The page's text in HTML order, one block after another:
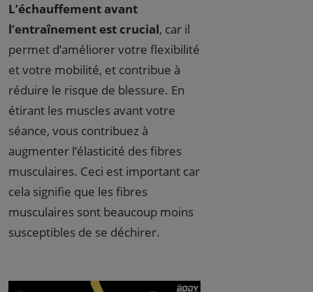
L’échauffement avant
l’entraînement est crucial, car il
permet d’améliorer votre flexibilité
et votre mobilité, et contribue à
réduire le risque de blessure. En
étirant les muscles avant votre
séance, vous contribuez à
augmenter l’élasticité des fibres
musculaires. Ceci est important car
cela signifie que les fibres
musculaires sont beaucoup moins
susceptibles de se déchirer.